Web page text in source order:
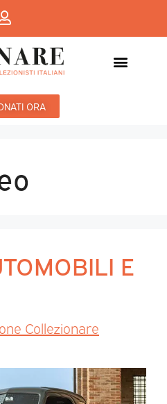
ORA
E
Collezionare